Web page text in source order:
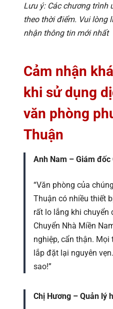
Lưu ý: Các chương trình
theo thời điểm. Vui lòng
nhận thông tin mới nhất
Cảm nhận
khi sử dụng
văn phòng
Thuận
Anh Nam – Giám đốc
“Văn phòng của
Thuận có nhiều thiết
rất lo lắng khi chuyển
Chuyển Nhà Miền
nghiệp, cẩn thận.
lắp đặt lại nguyên
sao!”
Chị Hương – Quản lý